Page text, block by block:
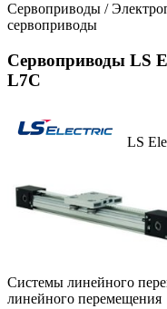
Сервоприводы /
сервоприводы
Сервоприводы LS
L7C
LS
Системы линейного
линейного перемещения